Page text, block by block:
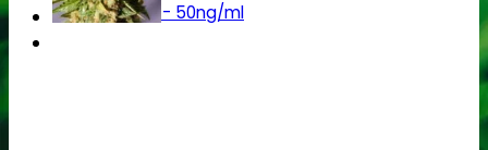
THC urin test - 50ng/ml